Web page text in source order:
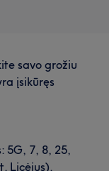
savo grožiu
įsikūręs
5G, 7, 8, 25,
Licėjus).